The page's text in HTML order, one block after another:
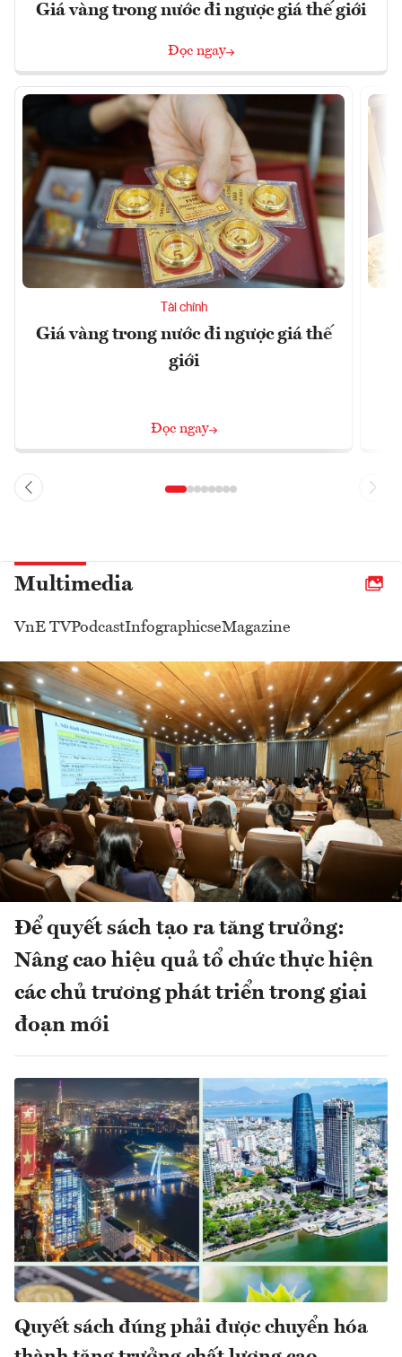
Giá vàng trong nước đi ngược giá thế giới
Đọc ngay
Tài chính
Giá vàng trong nước đi ngược giá thế
giới
Đọc ngay
Multimedia
VnE TVPodcastInfographicseMagazine
Để quyết sách tạo ra tăng trưởng:
Nâng cao hiệu quả tổ chức thực hiện
các chủ trương phát triển trong giai
đoạn mới
Quyết sách đúng phải được chuyển hóa